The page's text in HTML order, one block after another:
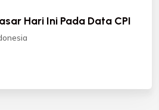
Hari Ini Pada Data CPI